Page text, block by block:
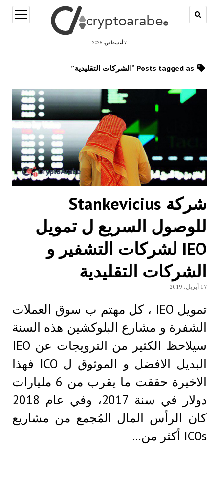
7 أغسطس، 2026
open
menu
شركة Stankevicius
للوصول السريع ل تمويل
IEO لشركات التشفير و
الشركات التقليدية
17 أبريل، 2019
تمويل IEO ، كل مهتم ب سوق العملات
الشفرة و مشارع البلوكشين هذه السنة
سيلاحظ الكثير من الترويجات عن IEO
البديل الافضل و الموثوق ل ICO فهذا
الاخيرة حققت ما يقرب من 6 مليارات
دولار في سنة 2017، وفي عام 2018
كان الرأس المال المُجمع من مشاريع
ICOs أكثر من…